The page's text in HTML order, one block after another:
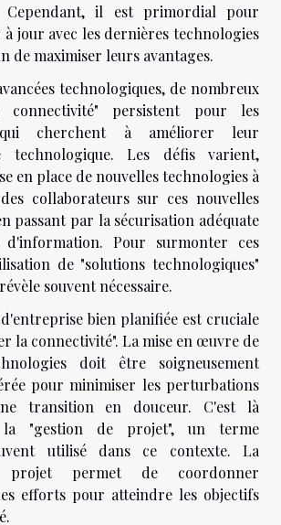
Cependant, il est primordial pour
jour avec les dernières technologies
de maximiser leurs avantages.
technologiques, de nombreux
persistent pour les
qui cherchent à améliorer leur
technologique. Les défis varient,
en place de nouvelles technologies à
collaborateurs sur ces nouvelles
passant par la sécurisation adéquate
d'information. Pour surmonter ces
de "solutions technologiques"
souvent nécessaire.
bien planifiée est cruciale
la connectivité". La mise en œuvre de
doit être soigneusement
pour minimiser les perturbations
transition en douceur. C'est là
la "gestion de projet", un terme
utilisé dans ce contexte. La
permet de coordonner
efforts pour atteindre les objectifs